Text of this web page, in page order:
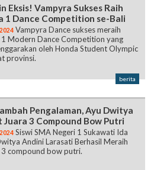
Eksis! Vampyra Sukses Raih
1 Dance Competition se-Bali
Vampyra Dance sukses meraih
1 Modern Dance Competition yang
oleh Honda Student Olympic
provinsi.
berita
Pengalaman, Ayu Dwitya
Juara 3 Compound Bow Putri
Siswi SMA Negeri 1 Sukawati Ida
Andini Larasati Berhasil Meraih
3 compound bow putri.